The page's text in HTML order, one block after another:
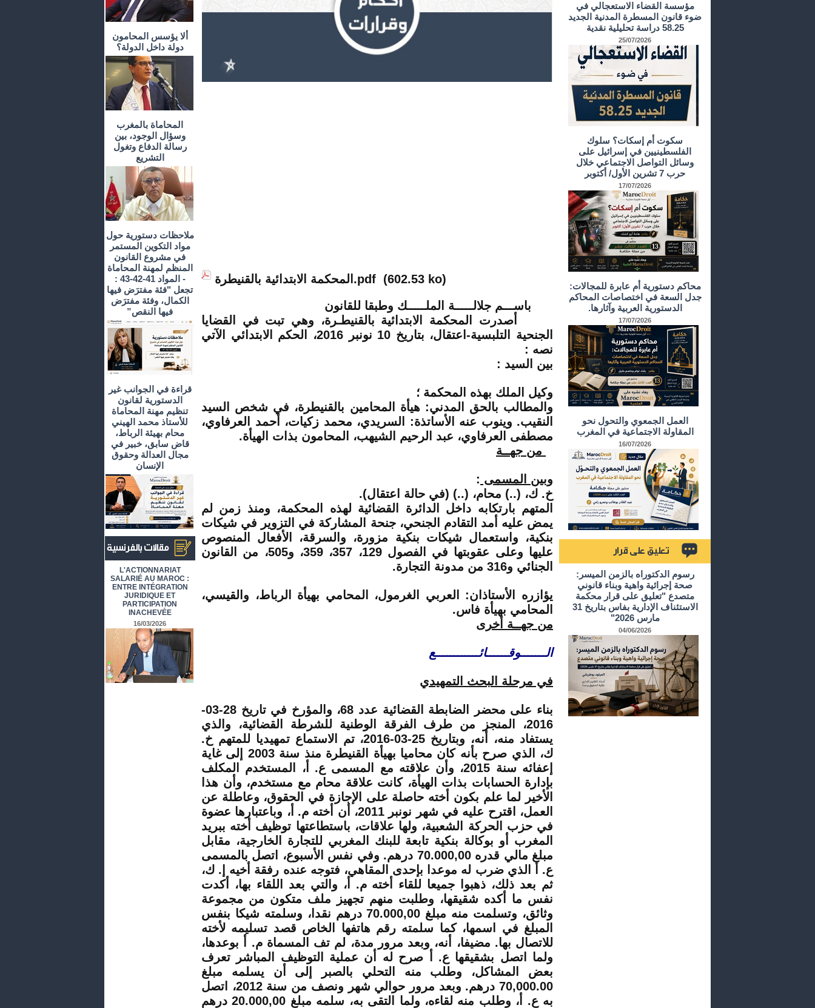
ألا يؤسس المحامون
دولة داخل الدولة؟
المحاماة بالمغرب
وسؤال الوجود، بين
رسالة الدفاع وتغول
التشريع
ملاحظات دستورية حول
مواد التكوين المستمر
في مشروع القانون
المنظم لمهنة المحاماة
- المواد 41-42-43 :
تجعل "فئة مفترَض فيها
الكمال، وفئة مفترَض
فيها النقص”
قراءة في الجوانب غير
الدستورية لقانون
تنظيم مهنة المحاماة
للأستاذ محمد الهيني
محام بهيئة الرباط،
قاض سابق، خبير في
مجال العدالة وحقوق
الإنسان
L'ACTIONNARIAT
SALARIÉ AU MAROC :
ENTRE INTÉGRATION
JURIDIQUE ET
PARTICIPATION
INACHEVÉE
16/03/2026
المحكمة الابتدائية بالقنيطرة.pdf (602.53 ko)
باســـم جلالـــــة الملـــــك وطبقا للقانون
أصدرت المحكمة الابتدائية بالقنيطـرة، وهي تبت في القضايا
الجنحية التلبسية-اعتقال، بتاريخ 10 نونبر 2016
، الحكم الابتدائي الآتي
نصه :
بين السيد :
وكيل الملك بهذه المحكمة ؛
والمطالب بالحق المدني:هيأة المحامين بالقنيطرة، في شخص السيد
النقيب. وينوب عنه الأساتذة: السريدي، محمد زكيات، أحمد العرفاوي،
مصطفى العرفاوي، عبد الرحيم الشيهب،
المحامون بذات الهيأة.
من جهــة
وبين المسمى :
خ. ك، (..) محام، (..) (في حالة اعتقال).
المتهم بارتكابه داخل الدائرة القضائية لهذه المحكمة، ومنذ زمن لم
يمض عليه أمد التقادم الجنحي، جنحة المشاركة في التزوير في شيكات
بنكية، واستعمال شيكات بنكية مزورة، والسرقة، الأفعال المنصوص
عليها وعلى عقوبتها في الفصول 129، 357، 359، و505، من القانون
الجنائي و316 من مدونة التجارة.
يؤازره الأستاذان: العربي الغرمول، المحامي بهيأة الرباط، والقيسي،
المحامي بهيأة فاس.
من جهــة أخرى
الـــــــوقــــــائــــــــــــع
في مرحلة البحث التمهيدي
بناء على محضر الضابطة القضائية عدد 68، والمؤرخ في تاريخ 28-03-
2016، المنجز من طرف الفرقة الوطنية للشرطة القضائية، والذي
يستفاد منه، أنه، وبتاريخ 25-03-2016، تم الاستماع تمهيديا للمتهم
خ.
ك،
الذي صرح بأنه كان محاميا بهيأة القنيطرة منذ سنة 2003 إلى غاية
إعفائه سنة 2015، وأن علاقته مع المسمى
ع. أ،
المستخدم المكلف
بإدارة الحسابات بذات الهيأة، كانت علاقة محام مع مستخدم، وأن هذا
الأخير لما علم بكون أخته حاصلة على الإجازة في الحقوق، وعاطلة عن
العمل، اقترح عليه في شهر نونبر 2011، أن أخته
م. أ، وباعتبارها عضوة
في حزب الحركة الشعبية، ولها علاقات، باستطاعتها توظيف أخته ببريد
المغرب أو بوكالة بنكية تابعة للبنك المغربي للتجارة الخارجية، مقابل
مبلغ مالي قدره 70.000,00 درهم. وفي نفس الأسبوع، اتصل بالمسمى
ع. أ
الذي ضرب له موعدا بإحدى المقاهي، فتوجه عنده رفقة أخيه إ. ك،
ثم بعد ذلك، ذهبوا جميعا للقاء أختهم. أ، والتي بعد اللقاء بها، أكدت
نفس ما أكده شقيقها، وطلبت منهم تجهيز ملف متكون من مجموعة
وثائق، وتسلمت منه مبلغ 70.000,00 درهم نقدا، وسلمته شيكا بنفس
المبلغ في اسمها، كما سلمته رقم هاتفها الخاص قصد تسليمه لأخته
للاتصال بها. مضيفا، أنه، وبعد مرور مدة، لم تف المسماةم. أ
بوعدها،
ولما اتصل بشقيقها ع. أ
صرح له أن عملية التوظيف المباشر تعرف
بعض المشاكل، وطلب منه التحلي بالصبر إلى أن يسلمه مبلغ
70,000.00 درهم. وبعد مرور حوالي شهر ونصف من سنة 2012، اتصل
به ع. أ ، وطلب منه لقاءه، ولما التقى به، سلمه مبلغ 20.000,00 درهم
مؤسسة القضاء الاستعجالي في
ضوء قانون المسطرة المدنية الجديد
58.25 دراسة تحليلية نقدية
25/07/2026
سكوت أم إسكات؟ سلوك
الفلسطينيين في إسرائيل على
وسائل التواصل الاجتماعي خلال
حرب 7 تشرين الأول/ أكتوبر
17/07/2026
محاكم دستورية أم عابرة للمجالات:
جدل السعة في اختصاصات المحاكم
الدستورية العربية وآثارها.
17/07/2026
العمل الجمعوي والتحول نحو
المقاولة الاجتماعية في المغرب
16/07/2026
رسوم الدكتوراه بالزمن الميسر:
صحة إجرائية واهية وبناء قانوني
متصدع "تعليق على قرار محكمة
الاستئناف الإدارية بفاس بتاريخ 31
مارس 2026"
04/06/2026